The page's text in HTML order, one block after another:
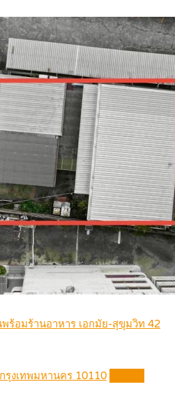
พร้อมร้านอาหาร เอกมัย-สุขุมวิท 42
รุงเทพมหานคร 10110